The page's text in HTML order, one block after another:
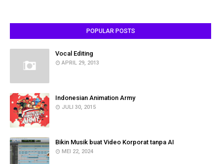
POPULAR POSTS
Vocal Editing
APRIL 29, 2013
Indonesian Animation Army
JULI 30, 2015
Bikin Musik buat Video Korporat tanpa AI
MEI 22, 2024